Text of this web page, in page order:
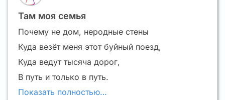
Там моя семья
Почему не дом, неродные стены
Куда везёт меня этот буйный поезд,
Куда ведут тысяча дорог,
В путь и только в путь.
Показать полностью…